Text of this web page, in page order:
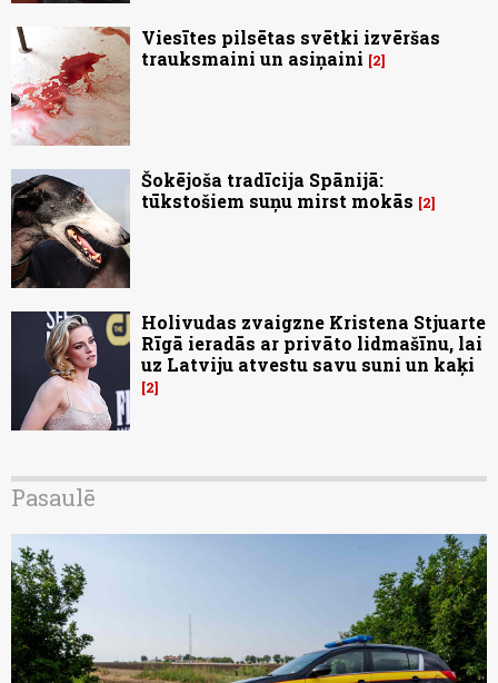
Viesītes pilsētas svētki izvēršas
trauksmaini un asiņaini
2
Šokējoša tradīcija Spānijā:
tūkstošiem suņu mirst mokās
2
Holivudas zvaigzne Kristena Stjuarte
Rīgā ieradās ar privāto lidmašīnu, lai
uz Latviju atvestu savu suni un kaķi
2
Pasaulē